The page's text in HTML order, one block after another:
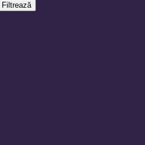
Filtrează